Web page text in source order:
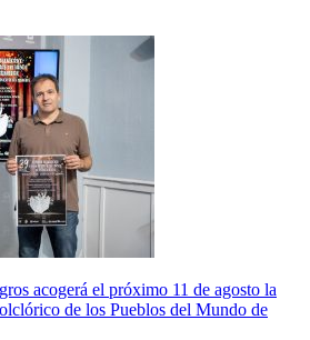
acogerá el próximo 11 de agosto la
de los Pueblos del Mundo de